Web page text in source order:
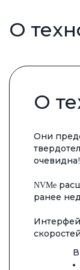
О
О
Они
NVMe
ранее